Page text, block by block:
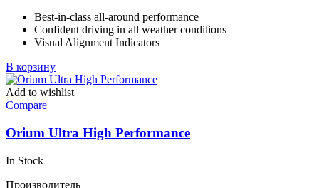
685,99 ₽.
Best-in-class all-around performance
Confident driving in all weather conditions
Visual Alignment Indicators
В корзину
Add to wishlist
Compare
Orium Ultra High Performance
In Stock
Производитель